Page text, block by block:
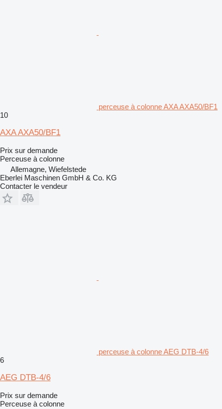
perceuse à colonne AXA AXA50/BF1
10
AXA AXA50/BF1
Prix sur demande
Perceuse à colonne
Allemagne, Wiefelstede
Eberlei Maschinen GmbH & Co. KG
Contacter le vendeur
perceuse à colonne AEG DTB-4/6
6
AEG DTB-4/6
Prix sur demande
Perceuse à colonne